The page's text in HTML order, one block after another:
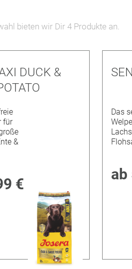
bieten wir Dir 4 Produkte an.
DUCK &
für
&
€
Das
ab